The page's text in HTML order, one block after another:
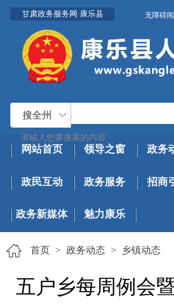
甘肃政务服务网·康乐县 无障碍
搜全州
网站首页 领导之窗 政务
政民互动 政务服务 招商
政务新媒体 魅力康乐
首页 > 政务动态 > 乡镇动态
五户乡每周例会